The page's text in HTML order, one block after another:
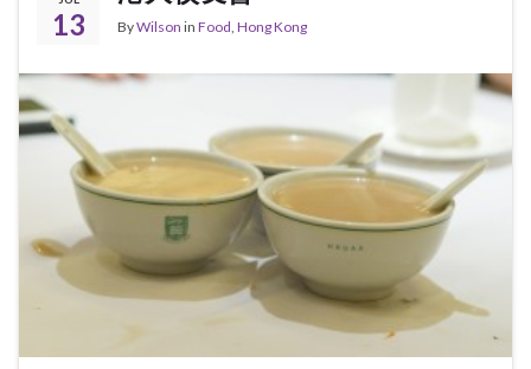
13 ByWilson in Food, Hong Kong